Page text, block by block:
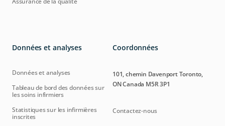
Données et analyses
Données et analyses
Tableau de bord des données sur
les soins infirmiers
Statistiques sur les infirmières
inscrites
Coordonnées
101, chemin Davenport Toronto,
ON Canada M5R 3P1
Contactez-nous